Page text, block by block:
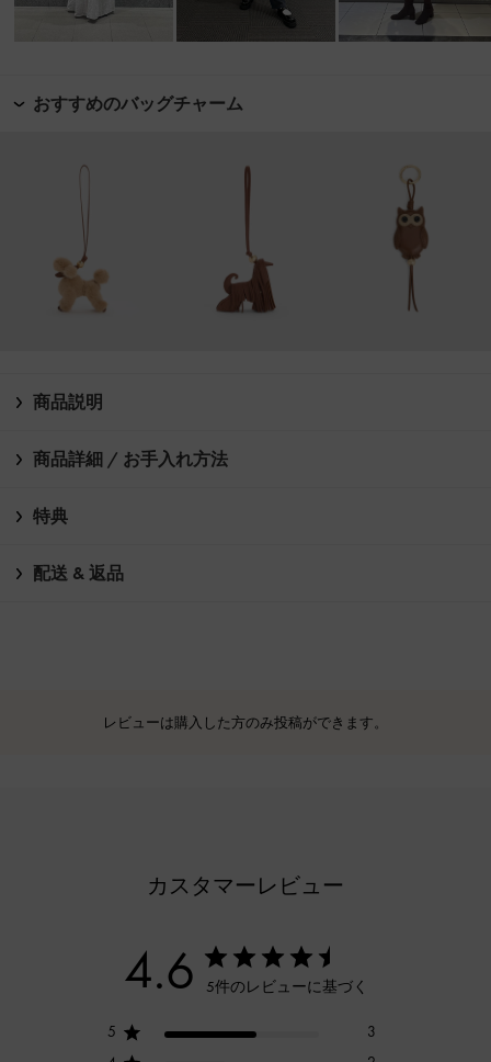
おすすめのバッグチャーム
商品説明
商品詳細 / お手入れ方法
特典
配送 & 返品
レビューは購入した方のみ投稿ができます。
カスタマーレビュー
4.6 5件のレビューに基づく
5
3